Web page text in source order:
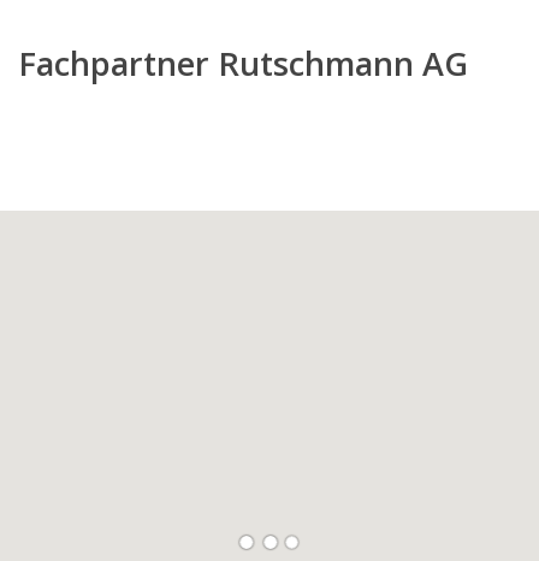
Fachpartner Rutschmann AG